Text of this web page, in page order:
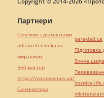
Партнери
Сережки з діамантами
alliancetechnika.ua
миралинкс
Веб мастер
https://motokosmos.ua/
Синтезатори
pereklad.ua
Винна шафа
hospice-
mk-